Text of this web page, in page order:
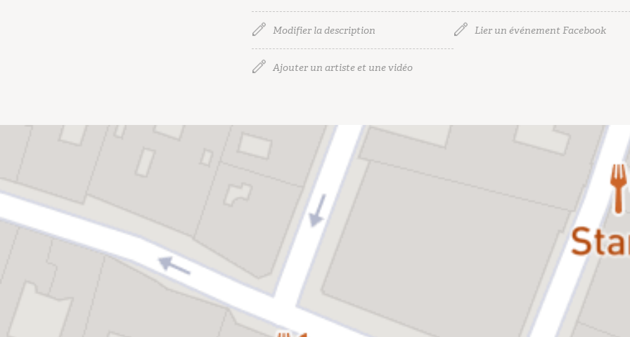
Modifier la description Lier un événement Facebook
Ajouter un artiste et une vidéo